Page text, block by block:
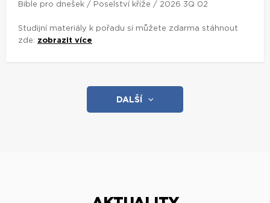
Bible pro dnešek / Poselství kříže / 2026 3Q 02
Studijní materiály k pořadu si můžete zdarma stáhnout
zde: zobrazit více
DALŠÍ